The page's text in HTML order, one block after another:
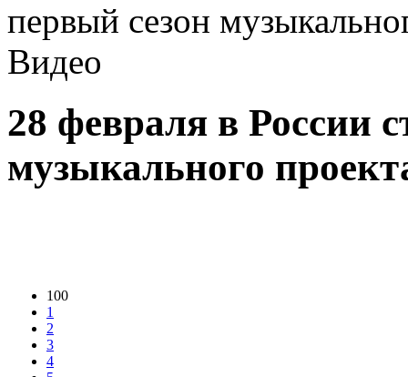
первый сезон
Видео
28 февраля в России
музыкального
100
1
2
3
4